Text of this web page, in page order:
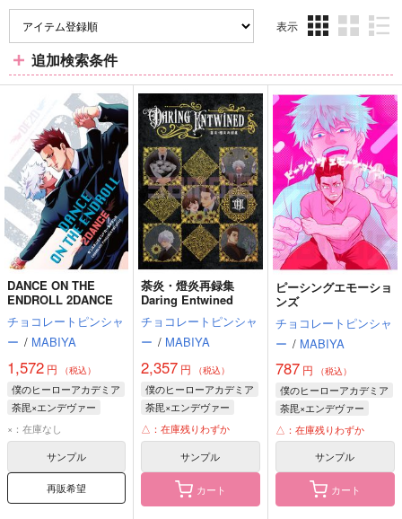
表示
ム
表
示
ム
表
示
ム
表
示
追加検索条件
DANCE ON THE
ENDROLL 2DANCE
チョコレートピンシャ
ー / MABIYA
1,572 円 （税込）
僕のヒーローアカデミア
荼毘×エンデヴァー
荼毘
エンデヴァー
轟炎司
×：在庫なし
サンプル
再販希望
荼炎・燈炎再録集
Daring Entwined
チョコレートピンシャ
ー / MABIYA
2,357 円 （税込）
僕のヒーローアカデミア
荼毘×エンデヴァー
荼毘
エンデヴァー
轟炎司
△：在庫残りわずか
サンプル
カート
ピーシングエモーショ
ンズ
チョコレートピンシャ
ー / MABIYA
787円 （税込）
僕のヒーローアカデミア
荼毘×エンデヴァー
荼毘
エンデヴァー
轟炎司
△：在庫残りわずか
サンプル
カート